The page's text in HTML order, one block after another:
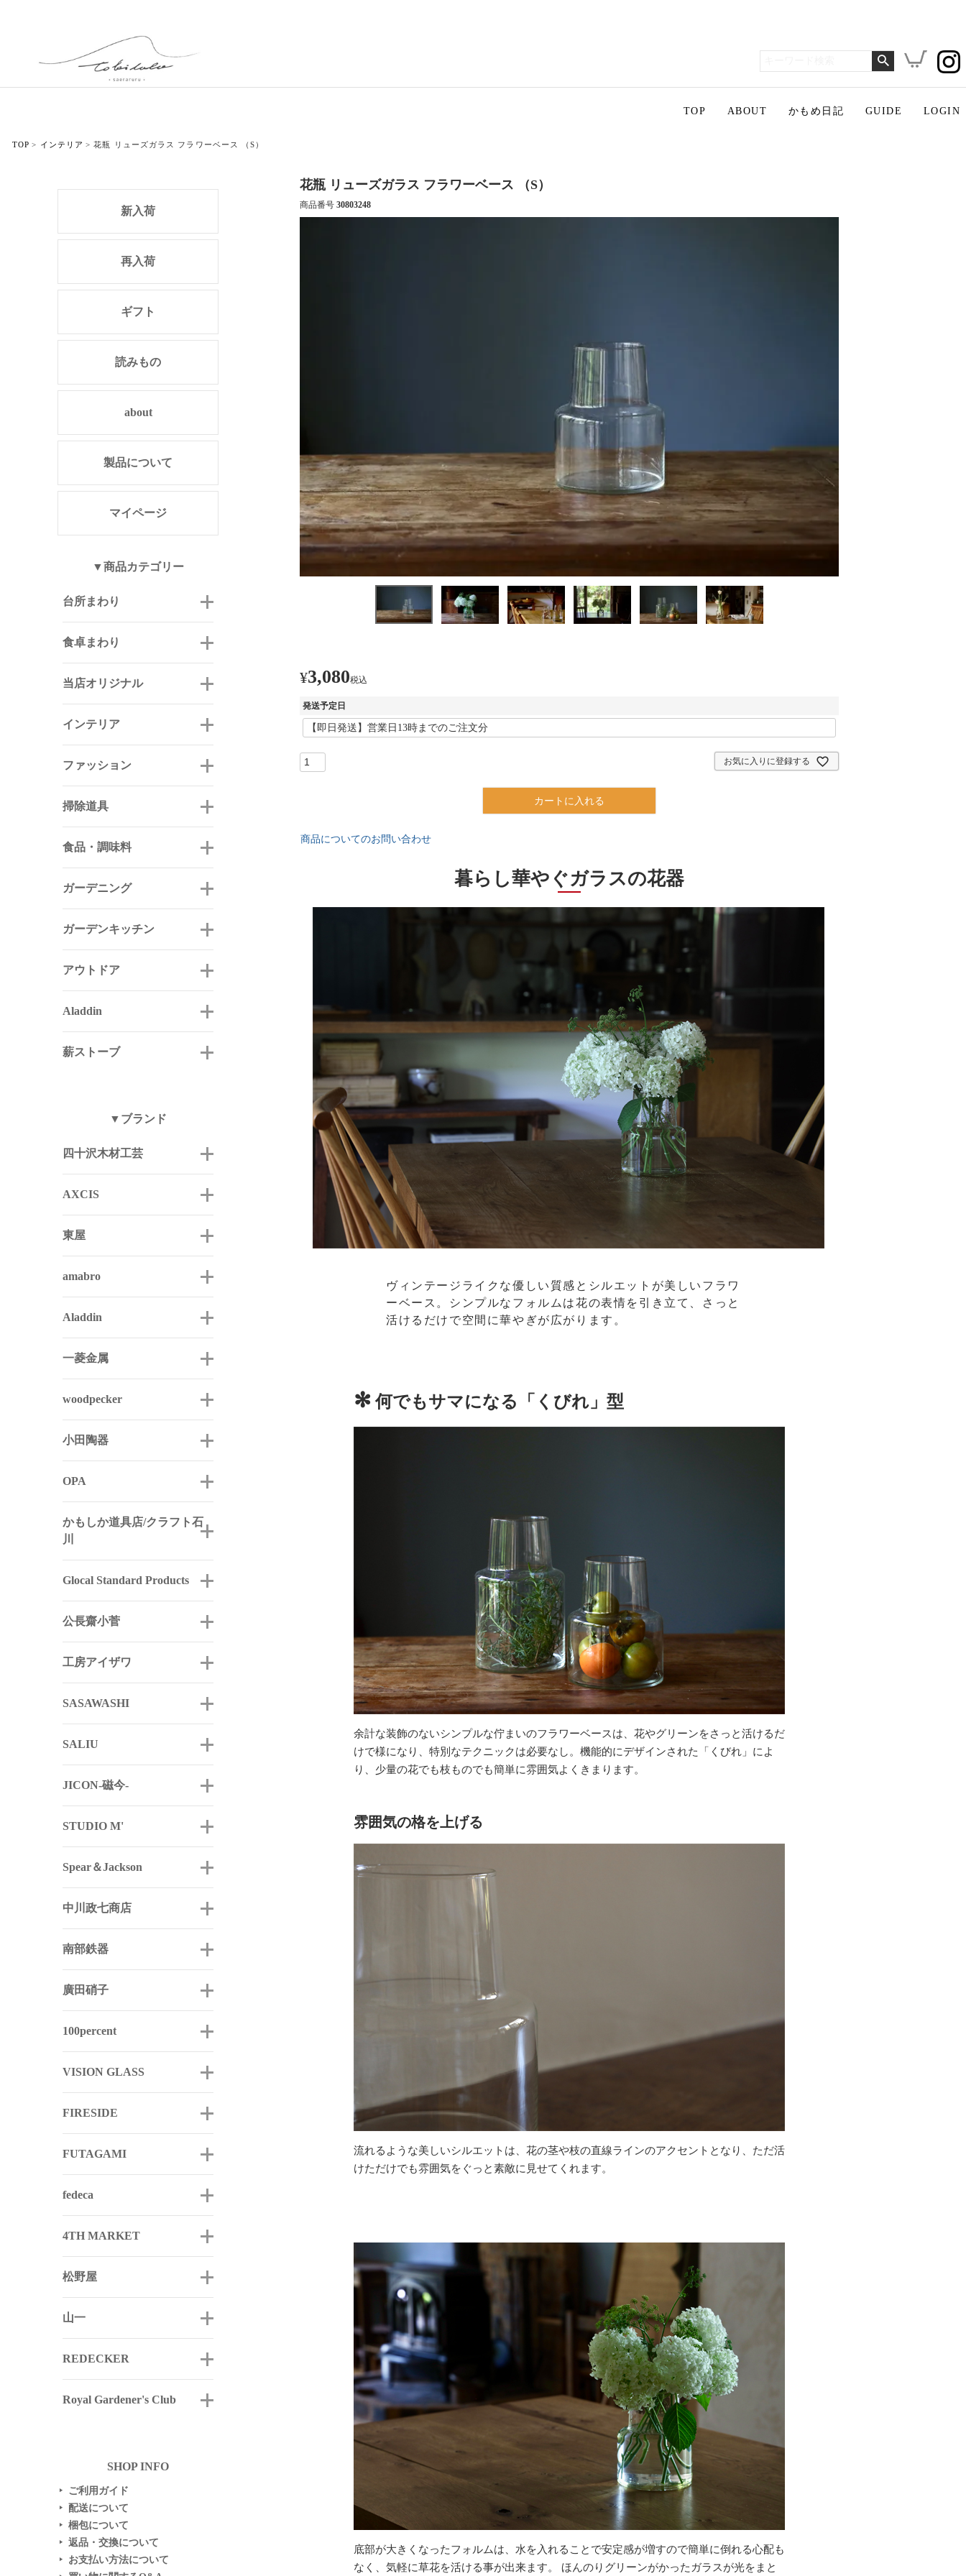
TOP ABOUT かもめ日記 GUIDE LOGIN
TOP インテリア 花瓶 リューズガラス フラワーベース （S）
新入荷
再入荷
ギフト
読みもの
about
製品について
マイページ
▼商品カテゴリー
台所まわり
食卓まわり
当店オリジナル
インテリア
ファッション
掃除道具
食品・調味料
ガーデニング
ガーデンキッチン
アウトドア
Aladdin
薪ストーブ
▼ブランド
四十沢木材工芸
AXCIS
東屋
amabro
Aladdin
一菱金属
woodpecker
小田陶器
OPA
かもしか道具店/クラフト石
川
Glocal Standard Products
公長齋小菅
工房アイザワ
SASAWASHI
SALIU
JICON-磁今-
STUDIO M'
Spear＆Jackson
中川政七商店
南部鉄器
廣田硝子
100percent
VISION GLASS
FIRESIDE
FUTAGAMI
fedeca
4TH MARKET
松野屋
山一
REDECKER
Royal Gardener's Club
SHOP INFO
▶ ご利用ガイド
▶ 配送について
▶ 梱包について
▶ 返品・交換について
▶ お支払い方法について
花瓶 リューズガラス フラワーベース （S）
商品番号 30803248
¥3,080税込
発送予定日
お気に入りに登録する
カートに入れる
商品についてのお問い合わせ
暮らし華やぐガラスの花器
ヴィンテージライクな優しい質感とシルエットが美しいフラワ
ーベース。シンプルなフォルムは花の表情を引き立て、さっと
活けるだけで空間に華やぎが広がります。
✻ 何でもサマになる「くびれ」型
余計な装飾のないシンプルな佇まいのフラワーベースは、花やグリーンをさっと活けるだ
けで様になり、特別なテクニックは必要なし。機能的にデザインされた「くびれ」によ
り、少量の花でも枝ものでも簡単に雰囲気よくきまります。
雰囲気の格を上げる
流れるような美しいシルエットは、花の茎や枝の直線ラインのアクセントとなり、ただ活
けただけでも雰囲気をぐっと素敵に見せてくれます。
底部が大きくなったフォルムは、水を入れることで安定感が増すので簡単に倒れる心配も
なく、気軽に草花を活ける事が出来ます。 ほんのりグリーンがかったガラスが光をまと